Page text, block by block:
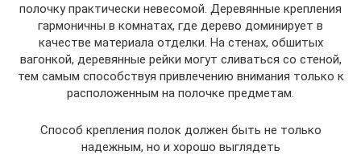
полочку практически невесомой. Деревянные крепления
гармоничны в комнатах, где дерево доминирует в
качестве материала отделки. На стенах, обшитых
вагонкой, деревянные рейки могут сливаться со стеной,
тем самым способствуя привлечению внимания только к
расположенным на полочке предметам.
Способ крепления полок должен быть не только
надежным, но и хорошо выглядеть